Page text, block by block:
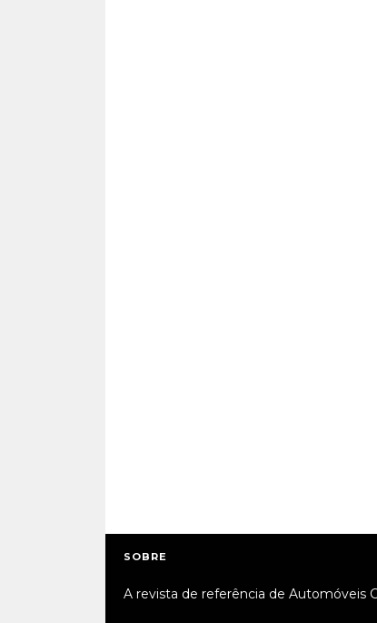
SOBRE
A revista de referência de Automóveis